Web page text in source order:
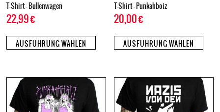
T-Shirt – Bullenwagen
22,99€
AUSFÜHRUNG WÄHLEN
T-Shirt – Punkahboiz
20,00€
AUSFÜHRUNG WÄHLEN